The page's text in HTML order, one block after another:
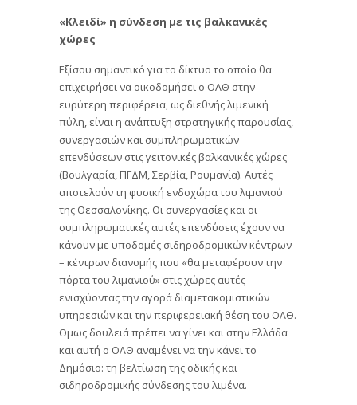
«Κλειδί» η σύνδεση με τις βαλκανικές
χώρες
Εξίσου σημαντικό για το δίκτυο το οποίο θα
επιχειρήσει να οικοδομήσει ο ΟΛΘ στην
ευρύτερη περιφέρεια, ως διεθνής λιμενική
πύλη, είναι η ανάπτυξη στρατηγικής παρουσίας,
συνεργασιών και συμπληρωματικών
επενδύσεων στις γειτονικές βαλκανικές χώρες
(Βουλγαρία, ΠΓΔΜ, Σερβία, Ρουμανία). Αυτές
αποτελούν τη φυσική ενδοχώρα του λιμανιού
της Θεσσαλονίκης. Οι συνεργασίες και οι
συμπληρωματικές αυτές επενδύσεις έχουν να
κάνουν με υποδομές σιδηροδρομικών κέντρων
– κέντρων διανομής που «θα μεταφέρουν την
πόρτα του λιμανιού» στις χώρες αυτές
ενισχύοντας την αγορά διαμετακομιστικών
υπηρεσιών και την περιφερειακή θέση του ΟΛΘ.
Ομως δουλειά πρέπει να γίνει και στην Ελλάδα
και αυτή ο ΟΛΘ αναμένει να την κάνει το
Δημόσιο: τη βελτίωση της οδικής και
σιδηροδρομικής σύνδεσης του λιμένα.